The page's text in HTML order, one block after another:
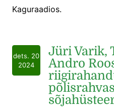
Kaguraadios.
dets. 20
2024
Jüri Varik,
Andro